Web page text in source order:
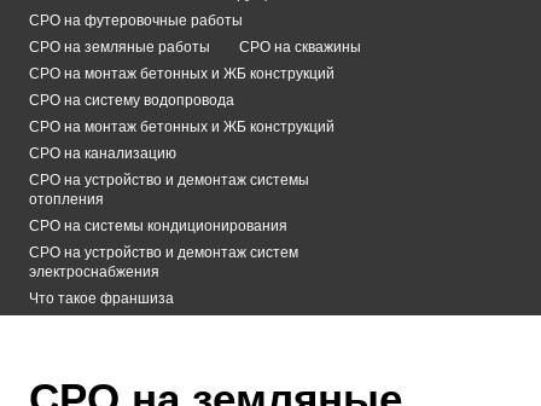
СРО на футеровочные работы
СРО на земляные работы
СРО на скважины
СРО на монтаж бетонных и ЖБ конструкций
СРО на систему водопровода
СРО на монтаж бетонных и ЖБ конструкций
СРО на канализацию
СРО на устройство и демонтаж системы
отопления
СРО на системы кондиционирования
СРО на устройство и демонтаж систем
электроснабжения
Что такое франшиза